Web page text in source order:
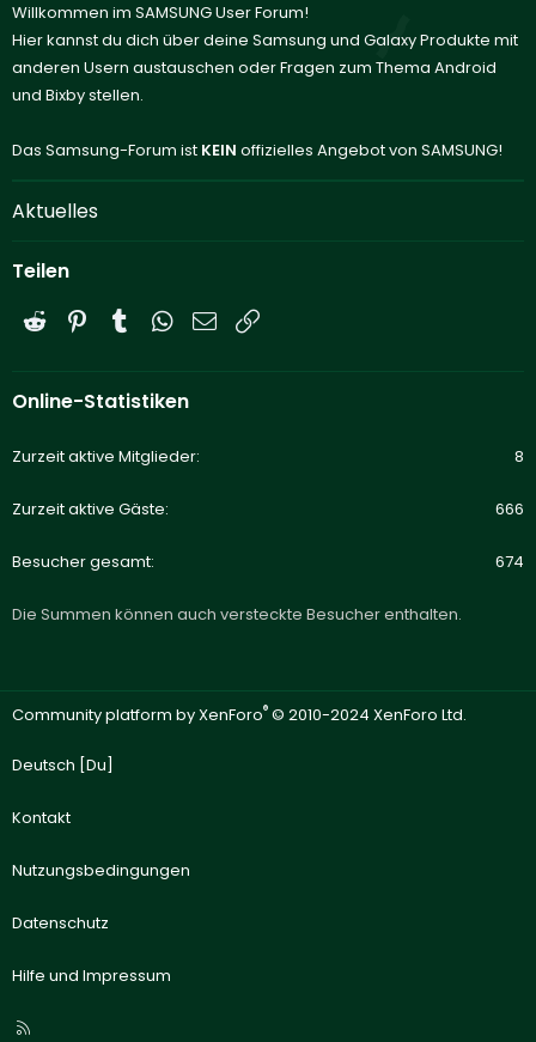
Willkommen im SAMSUNG User Forum!
Hier kannst du dich über deine Samsung und Galaxy Produkte mit
anderen Usern austauschen oder Fragen zum Thema Android
und Bixby stellen.
Das Samsung-Forum ist KEIN offizielles Angebot von SAMSUNG!
Aktuelles
Teilen
Reddit PinterestTumblrWhatsApp
E-Mail
Online-Statistiken
Zurzeit aktive Mitglieder 8
Zurzeit aktive Gäste 666
Besucher gesamt 674
Die Summen können auch versteckte Besucher enthalten.
Community platform by XenForo® © 2010-2024 XenForo Ltd.
Deutsch [Du]
Kontakt
Nutzungsbedingungen
Datenschutz
Hilfe und Impressum
R